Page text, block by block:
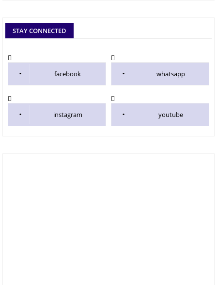
STAY CONNECTED
facebook whatsapp
instagram youtube